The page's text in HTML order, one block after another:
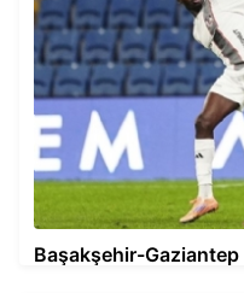
Başakşehir-Gaziantep